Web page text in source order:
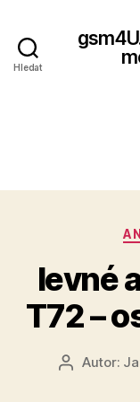
Hledat
levné
T72 –
AutorAutor: